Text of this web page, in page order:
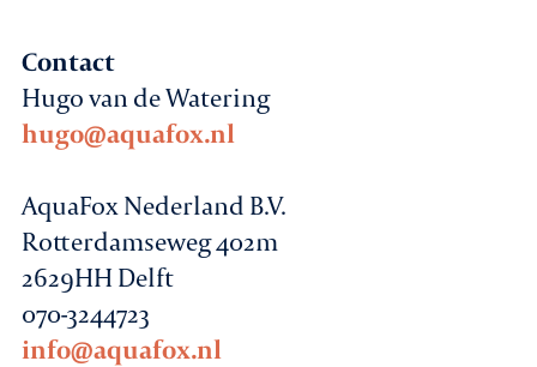
Contact
Hugo van de Watering
hugo@aquafox.nl
AquaFox Nederland B.V.
Rotterdamseweg 402m
2629HH Delft
070-3244723
info@aquafox.nl